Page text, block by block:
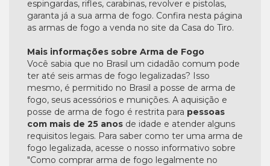
espingardas, rifles, carabinas, revolver e pistolas,
garanta já a sua arma de fogo. Confira nesta página
as armas de fogo a venda no site da Casa do Tiro.
Mais informações sobre Arma de Fogo
Você sabia que no Brasil um cidadão comum pode
ter até seis armas de fogo legalizadas? Isso
mesmo, é permitido no Brasil a posse de arma de
fogo, seus acessórios e munições. A aquisição e
posse de arma de fogo é restrita para pessoas
com mais de 25 anos de idade e atender alguns
requisitos legais. Para saber como ter uma arma de
fogo legalizada, acesse o nosso informativo sobre
"Como comprar arma de fogo legalmente no